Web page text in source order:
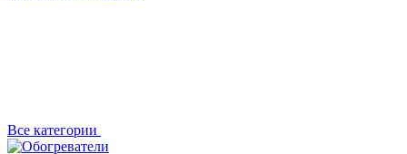
Все категории